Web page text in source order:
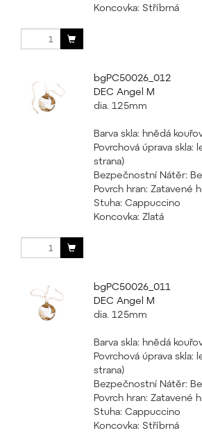
Koncovka: Stříbrná
bgPC50026_012
DEC Angel M
dia. 125mm
Barva skla: hnědá
Povrchová úprava skla:
strana)
Bezpečnostní Nátěr:
Povrch hran: Zatavené
Stuha: Cappuccino
Koncovka: Zlatá
bgPC50026_011
DEC Angel M
dia. 125mm
Barva skla: hnědá
Povrchová úprava skla:
strana)
Bezpečnostní Nátěr:
Povrch hran: Zatavené
Stuha: Cappuccino
Koncovka: Stříbrná